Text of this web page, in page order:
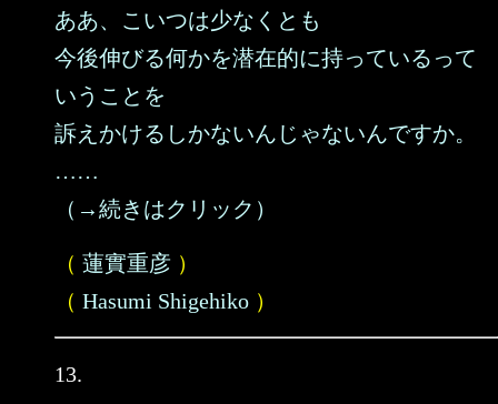
ああ、こいつは少なくとも
今後伸びる何かを潜在的に持っているって
いうことを
訴えかけるしかないんじゃないんですか。
……
（→続きはクリック）
（ 蓮實重彦 ）
（ Hasumi Shigehiko ）
13.